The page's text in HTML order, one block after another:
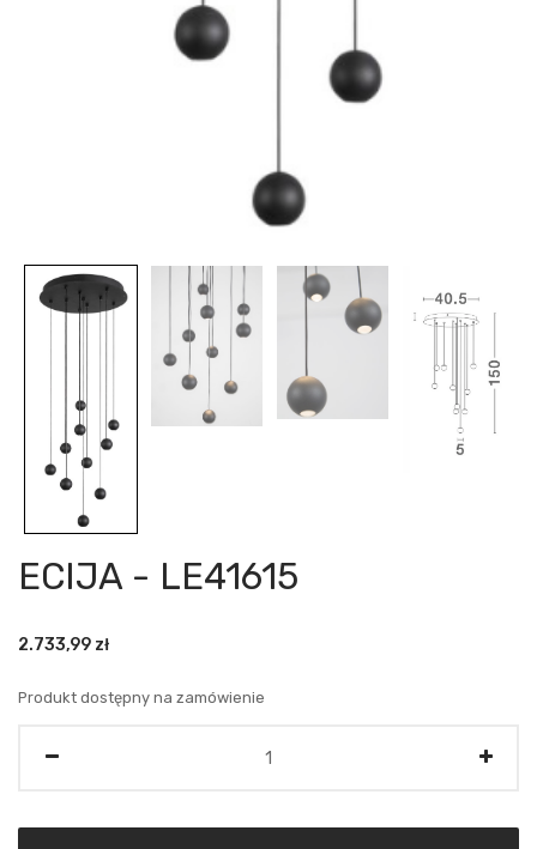
ECIJA - LE41615
2.733,99 zł
Produkt dostępny na zamówienie